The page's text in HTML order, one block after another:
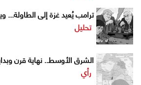
ترامب يُعيد غزة إلى الطاولة...
تحليل
الشرق الأوسط.. نهاية قرن
رأي